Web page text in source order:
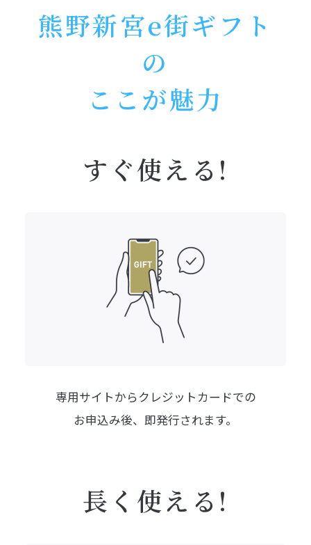
熊野新宮e街ギフト
の
ここが魅力
すぐ使える!
専用サイトからクレジットカードでの
お申込み後、即発行されます。
長く使える!